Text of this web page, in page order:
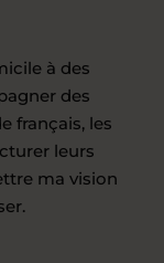
à des
des
français, les
leurs
ma vision